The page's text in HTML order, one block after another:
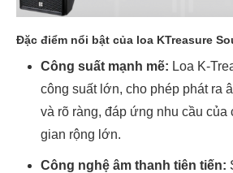
Đặc điểm nổi bật của loa KTreasure
Công suất mạnh mẽ: Loa K-
công suất lớn, cho phép phát ra
và rõ ràng, đáp ứng nhu cầu của
gian rộng lớn.
Công nghệ âm thanh tiên tiến: